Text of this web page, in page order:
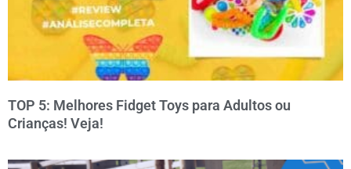
TOP 5: Melhores Fidget Toys para Adultos ou
Crianças! Veja!